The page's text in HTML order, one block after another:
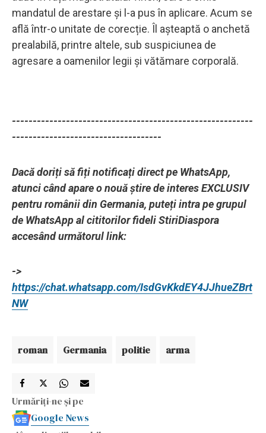
mandatul de arestare și l-a pus în aplicare. Acum se
află într-o unitate de corecție. Îl așteaptă o anchetă
prealabilă, printre altele, sub suspiciunea de
agresare a oamenilor legii și vătămare corporală.
----------------------------------------------------------
------------------------------------
Dacă doriți să fiți notificați direct pe WhatsApp,
atunci când apare o nouă știre de interes EXCLUSIV
pentru românii din Germania, puteți intra pe grupul
de WhatsApp al cititorilor fideli StiriDiaspora
accesând următorul link:
->
https://chat.whatsapp.com/IsdGvKkdEY4JJhueZBrt
NW
roman Germania politie arma
Urmăriți-ne și pe
Google News